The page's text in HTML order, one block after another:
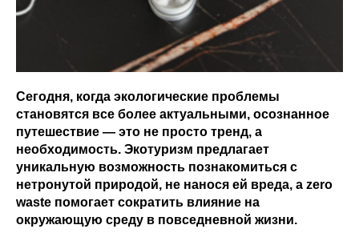
Сегодня, когда экологические проблемы
становятся все более актуальными, осознанное
путешествие — это не просто тренд, а
необходимость. Экотуризм предлагает
уникальную возможность познакомиться с
нетронутой природой, не нанося ей вреда, а zero
waste помогает сократить влияние на
окружающую среду в повседневной жизни.